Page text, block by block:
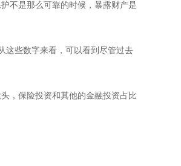
不是那么可靠的时候，暴露财产是
这些数字来看，可以看到尽管过去
，保险投资和其他的金融投资占比